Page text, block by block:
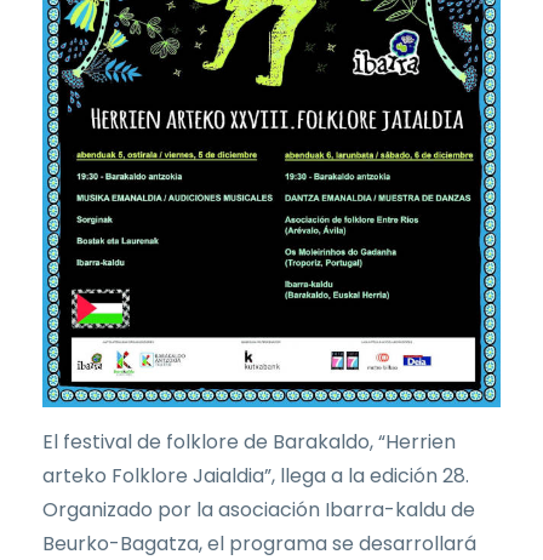
El festival de folklore de Barakaldo, “Herrien
arteko Folklore Jaialdia”, llega a la edición 28.
Organizado por la asociación Ibarra-kaldu de
Beurko-Bagatza, el programa se desarrollará